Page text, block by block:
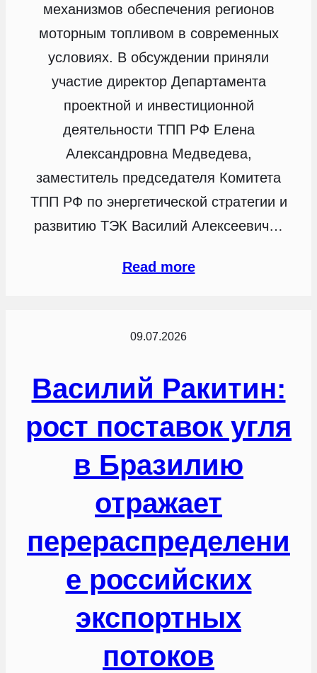
механизмов обеспечения регионов
моторным топливом в современных
условиях. В обсуждении приняли
участие директор Департамента
проектной и инвестиционной
деятельности ТПП РФ Елена
Александровна Медведева,
заместитель председателя Комитета
ТПП РФ по энергетической стратегии и
развитию ТЭК Василий Алексеевич…
Read more
09.07.2026
Василий Ракитин:
рост поставок угля
в Бразилию
отражает
перераспределени
е российских
экспортных
потоков